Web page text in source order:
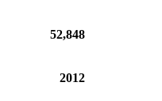
52,848
2012